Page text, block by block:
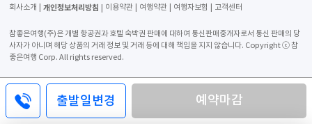
출발일변경 예약마감
회사소개 개인정보처리방침 이용약관 여행약관 여행자보험 고객센터
참좋은여행(주)은 개별 항공권과 호텔 숙박권 판매에 대하여 통신판매중개자로서 통신 판매의 당
사자가 아니며 해당 상품의 거래 정보 및 거래 등에 대해 책임을 지지 않습니다. Copyright ⓒ 참
좋은여행 Corp. All rights reserved.